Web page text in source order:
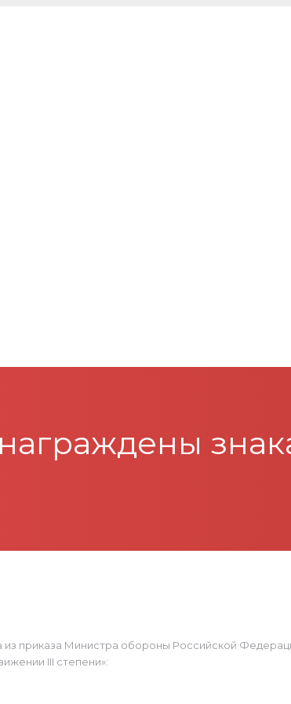
приказа Министра обороны Российской
III степени»: